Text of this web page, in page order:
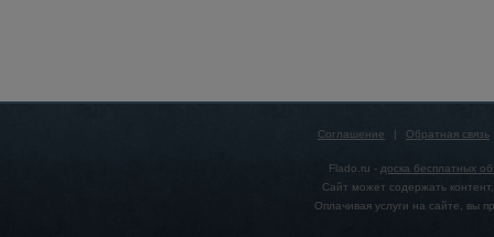
Соглашение | Обратная связь
Flado.ru - доска бесплатных
Сайт может содержать
Оплачивая услуги на сайте, вы